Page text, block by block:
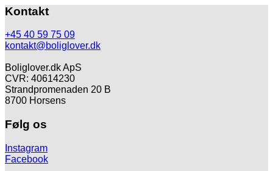
var:
Kontakt
+45 40 59 75 09
kontakt@boliglover.dk
Boliglover.dk ApS
CVR: 40614230
Strandpromenaden 20 B
8700 Horsens
Følg os
Instagram
Facebook